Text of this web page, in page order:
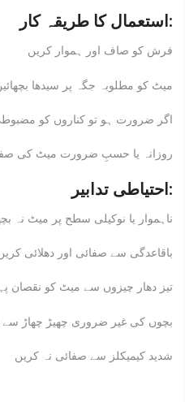
استعمال کا طریقہ کار:
فرش کو صاف اور ہموار کریں
میٹ کو مطلوبہ جگہ پر سیدھا
اگر ضرورت ہو تو کناروں کو
روزانہ یا حسبِ ضرورت میٹ کی
احتیاطی تدابیر:
ناہموار یا نوکیلی سطح پر میٹ نہ
باقاعدگی سے صفائی اور دھلائی
تیز دھار چیزوں سے میٹ کو نقصان
بچوں کی غیر ضروری چھیڑ چھاڑ سے
شدید کیمیکلز سے صفائی نہ کریں